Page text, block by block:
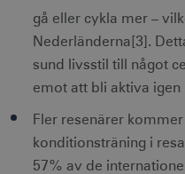
gå eller cykla mer –
Nederländerna[3].
sund livsstil till något
emot att bli aktiva igen
Fler resenärer
konditionsträning i
57% av de